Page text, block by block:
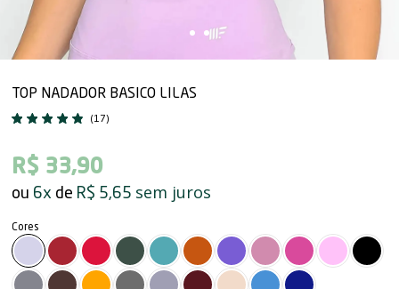
TOP NADADOR BASICO LILAS
(17)
R$ 33,90
6x R$ 5,65 sem juros